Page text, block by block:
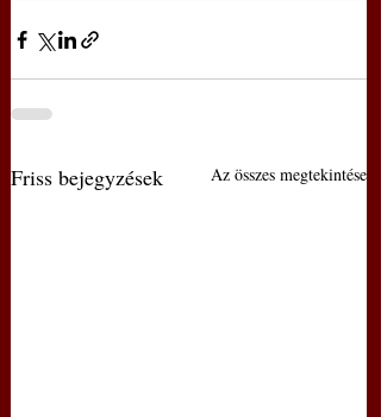
Friss bejegyzések Az összes megtekintése